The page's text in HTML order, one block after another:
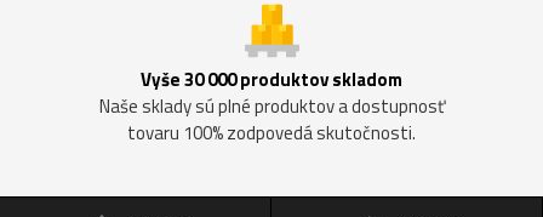
Vyše 30 000 produktov skladom
Naše sklady sú plné produktov a dostupnosť
tovaru 100% zodpovedá skutočnosti.